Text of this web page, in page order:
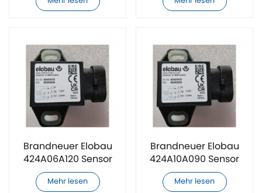
Brandneuer Elobau
424A06A120 Sensor
Mehr lesen
Brandneuer Elobau
424A10A090 Sensor
Mehr lesen